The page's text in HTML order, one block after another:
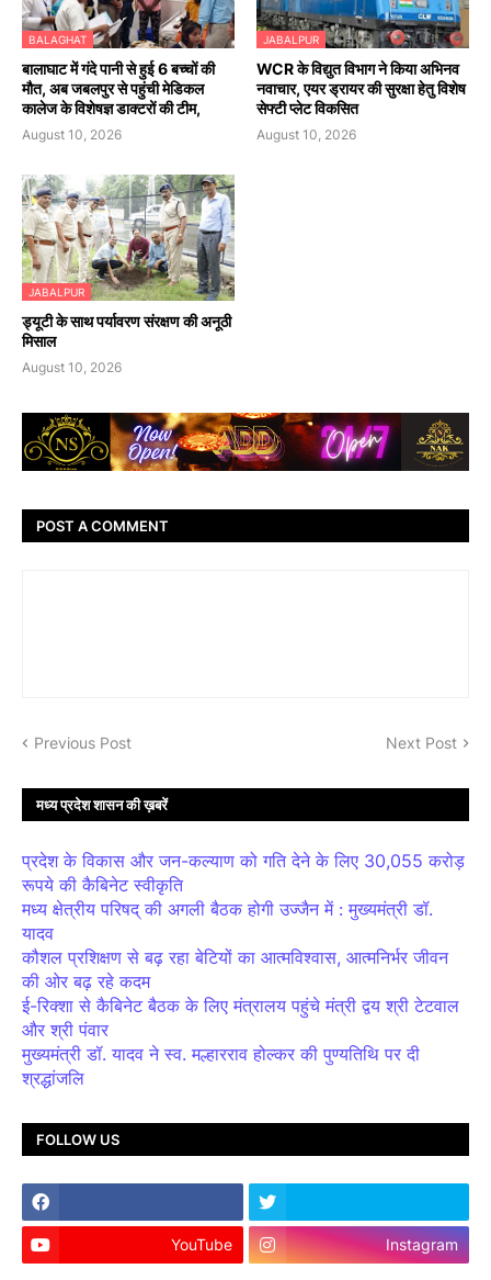
BALAGHAT
बालाघाट में गंदे पानी से हुई 6 बच्चों की
मौत, अब जबलपुर से पहुंची मेडिकल
कालेज के विशेषज्ञ डाक्टरों की टीम,
August 10, 2026
JABALPUR
WCR के विद्युत विभाग ने किया अभिनव
नवाचार, एयर ड्रायर की सुरक्षा हेतु विशेष
सेफ्टी प्लेट विकसित
August 10, 2026
JABALPUR
ड्यूटी के साथ पर्यावरण संरक्षण की अनूठी
मिसाल
August 10, 2026
POST A COMMENT
Previous Post Next Post
मध्य प्रदेश शासन की ख़बरें
प्रदेश के विकास और जन-कल्याण को गति देने के लिए 30,055 करोड़
रूपये की कैबिनेट स्वीकृति
मध्य क्षेत्रीय परिषद् की अगली बैठक होगी उज्जैन में : मुख्यमंत्री डॉ.
यादव
कौशल प्रशिक्षण से बढ़ रहा बेटियों का आत्मविश्वास, आत्मनिर्भर जीवन
की ओर बढ़ रहे कदम
ई-रिक्शा से कैबिनेट बैठक के लिए मंत्रालय पहुंचे मंत्री द्वय श्री टेटवाल
और श्री पंवार
मुख्यमंत्री डॉ. यादव ने स्व. मल्हारराव होल्कर की पुण्यतिथि पर दी
श्रद्धांजलि
FOLLOW US
YouTube Instagram